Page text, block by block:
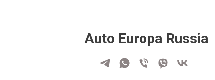
Auto Europa Russia